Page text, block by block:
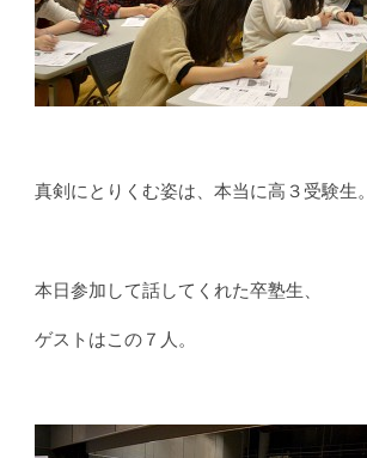
真剣にとりくむ姿は、本当に高３受験生。
本日参加して話してくれた卒塾生、
ゲストはこの７人。